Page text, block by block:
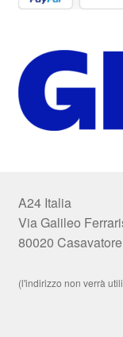
A24 Italia
Via Galileo
80020
(l'indirizzo non verrà